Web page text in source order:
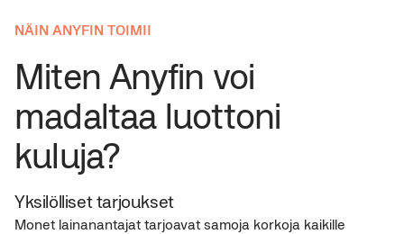
NÄIN ANYFIN TOIMII
Miten Anyfin voi
madaltaa luottoni
kuluja?
Yksilölliset tarjoukset
Monet lainanantajat tarjoavat samoja korkoja kaikille